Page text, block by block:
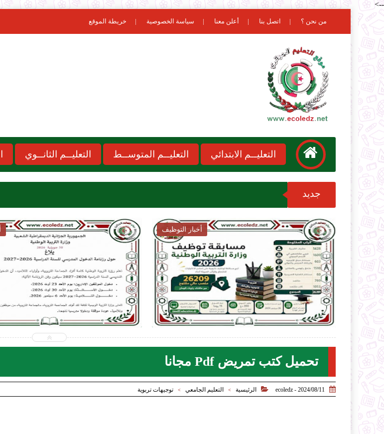
-->
من نحن ؟ اتصل بنا أعلن معنا سياسة الخصوصية خريطة الموقع
التعليــم الابتدائي التعليــم المتوســط التعليــم الثانــوي
جديد
أخبار التوظيف
2026-07-28
ecoledz.net
أخبار التربية
2026-07-28
تحميل كتب تمريض Pdf مجانا

2024/08/11 - ecoledz
 الرئيسية > التعليم الجامعي > توجيهات تربوية